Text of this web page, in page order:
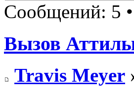
Сообщений: 5
Вызов
Travis Meyer